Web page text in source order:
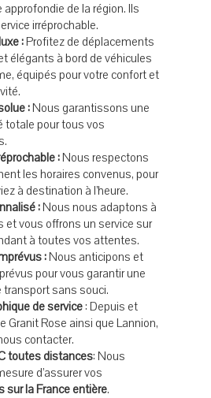
de la région. Ils
irréprochable.
:Profitez de déplacements
élégants à bord de véhicules
équipés pour votre confort et
:Nous garantissons une
totale pour tous vos
:Nous respectons
les horaires convenus, pour
à destination à l’heure.
:Nous nous adaptons à
et vous offrons un service sur
à toutes vos attentes.
:Nous anticipons et
pour vous garantir une
transport sans souci.
de service: Depuis et
Granit Rose ainsi que Lannion,
contacter.
toutes distances: Nous
d’assurer vos
sur la France entière.